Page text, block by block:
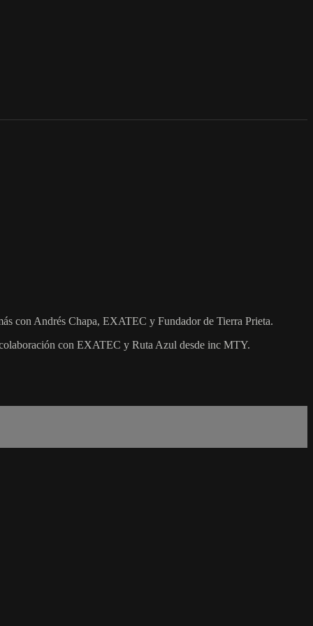
con Andrés Chapa, EXATEC y Fundador de Tierra Prieta.
con EXATEC y Ruta Azul desde inc MTY.